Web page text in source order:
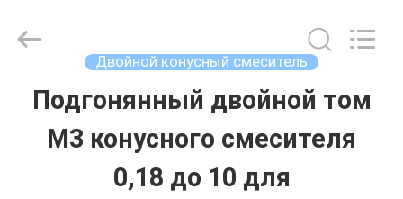
ДОМ
ПРОДУКТЫ
(Henan)
Двойной конусный смеситель
Подгонянный двойной том
M3 конусного смесителя
0,18 до 10 для